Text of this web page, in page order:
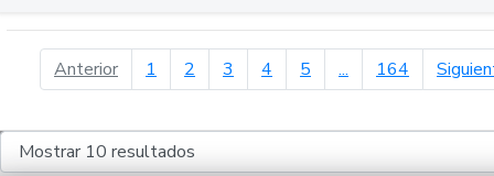
Anteriorpágina anterior
1 2 3 4 5 ... 164